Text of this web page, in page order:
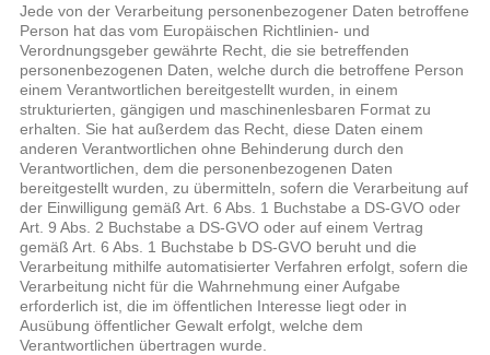
Jede von der Verarbeitung personenbezogener Daten betroffene
Person hat das vom Europäischen Richtlinien- und
Verordnungsgeber gewährte Recht, die sie betreffenden
personenbezogenen Daten, welche durch die betroffene Person
einem Verantwortlichen bereitgestellt wurden, in einem
strukturierten, gängigen und maschinenlesbaren Format zu
erhalten. Sie hat außerdem das Recht, diese Daten einem
anderen Verantwortlichen ohne Behinderung durch den
Verantwortlichen, dem die personenbezogenen Daten
bereitgestellt wurden, zu übermitteln, sofern die Verarbeitung auf
der Einwilligung gemäß Art. 6 Abs. 1 Buchstabe a DS-GVO oder
Art. 9 Abs. 2 Buchstabe a DS-GVO oder auf einem Vertrag
gemäß Art. 6 Abs. 1 Buchstabe b DS-GVO beruht und die
Verarbeitung mithilfe automatisierter Verfahren erfolgt, sofern die
Verarbeitung nicht für die Wahrnehmung einer Aufgabe
erforderlich ist, die im öffentlichen Interesse liegt oder in
Ausübung öffentlicher Gewalt erfolgt, welche dem
Verantwortlichen übertragen wurde.